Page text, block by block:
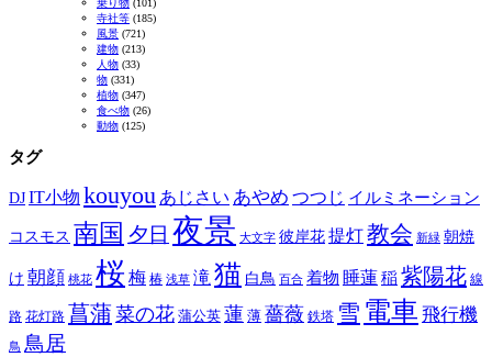
寺社等 (185)
風景 (721)
建物 (213)
人物 (33)
物 (331)
植物 (347)
食べ物 (26)
動物 (125)
タグ
DJIT小物 kouyou あじさい あやめ つつじ イルミネーション
コスモス 南国 夕日 夜景 大文字 彼岸花提灯教会 新緑 朝焼
け 朝顔 桃花 桜 梅 椿 浅草 滝猫 白鳥 百合 着物 睡蓮 稲紫陽花 線
路 花灯路 菖蒲 菜の花 蒲公英 蓮 薄 薔薇 鉄塔 雪 電車 飛行機
鳥 鳥居